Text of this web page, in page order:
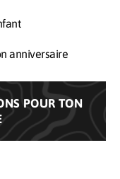
anniversaire
POUR TON